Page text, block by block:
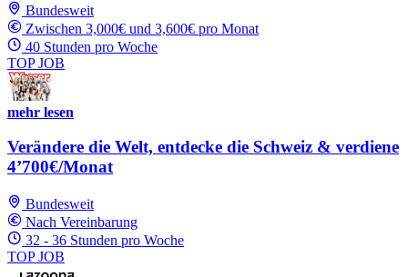
Bundesweit
Zwischen 3,000€ und 3,600€ pro Monat
40 Stunden pro Woche
TOP JOB
mehr lesen
Verändere die Welt, entdecke die Schweiz & verdiene
4’700€/Monat
Bundesweit
Nach Vereinbarung
32 - 36 Stunden pro Woche
TOP JOB